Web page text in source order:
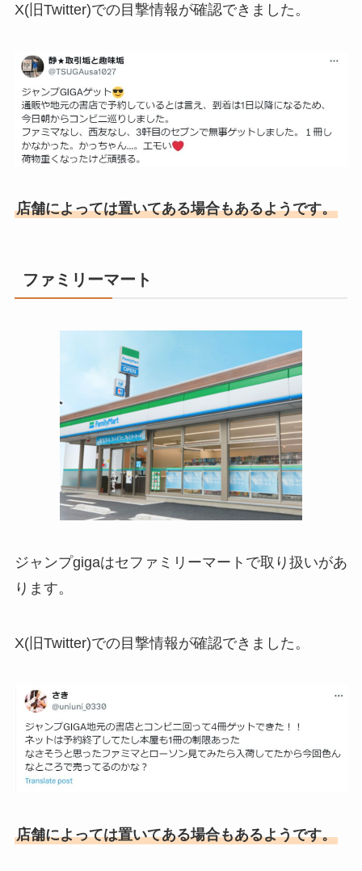
X(旧Twitter)での目撃情報が確認できました。
店舗によっては置いてある場合もあるようです。
ファミリーマート
ジャンプgigaはセファミリーマートで取り扱いがあ
ります。
X(旧Twitter)での目撃情報が確認できました。
店舗によっては置いてある場合もあるようです。